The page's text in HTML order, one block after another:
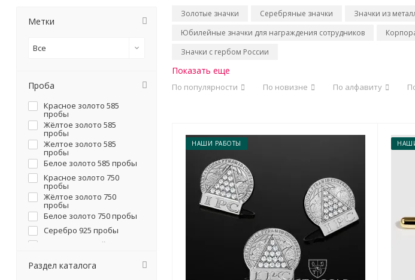
Золотые значки Серебряные значки Значки из
Юбилейные значки для награждения сотрудников
Значки с гербом России
Показать еще
По популярности По новизне По алфавиту
НАШИ РАБОТЫ
Метки
Все
Проба
Красное золото 585
пробы
Жёлтое золото 585
пробы
Желтое золото 585
пробы
Белое золото 585 пробы
Красное золото 750
пробы
Жёлтое золото 750
пробы
Белое золото 750 пробы
Серебро 925 пробы
Недрагоценный металл
Раздел каталога